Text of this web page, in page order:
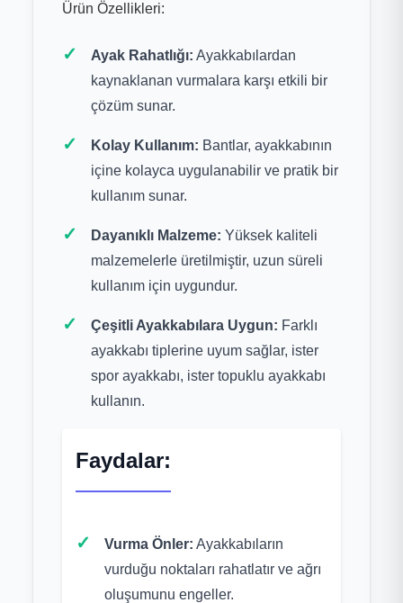
Ürün Özellikleri:
Ayak Rahatlığı: Ayakkabılardan
kaynaklanan vurmalara karşı etkili bir
çözüm sunar.
Kolay Kullanım: Bantlar, ayakkabının
içine kolayca uygulanabilir ve pratik bir
kullanım sunar.
Dayanıklı Malzeme: Yüksek kaliteli
malzemelerle üretilmiştir, uzun süreli
kullanım için uygundur.
Çeşitli Ayakkabılara Uygun: Farklı
ayakkabı tiplerine uyum sağlar, ister
spor ayakkabı, ister topuklu ayakkabı
kullanın.
Faydalar:
Vurma Önler: Ayakkabıların
vurduğu noktaları rahatlatır ve ağrı
oluşumunu engeller.